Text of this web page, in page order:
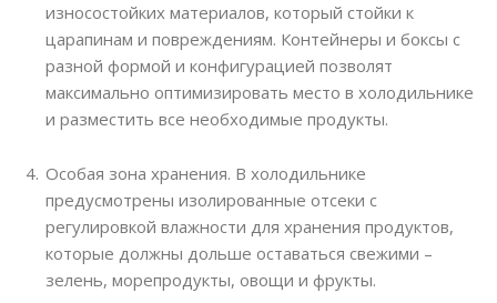
износостойких материалов, который стойки к
царапинам и повреждениям. Контейнеры и боксы с
разной формой и конфигурацией позволят
максимально оптимизировать место в холодильнике
и разместить все необходимые продукты.
Особая зона хранения. В холодильнике
предусмотрены изолированные отсеки с
регулировкой влажности для хранения продуктов,
которые должны дольше оставаться свежими –
зелень, морепродукты, овощи и фрукты.